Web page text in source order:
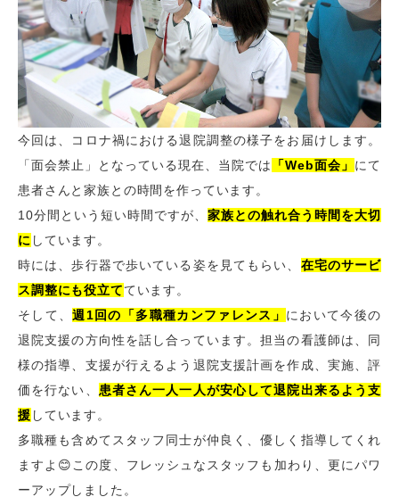
今回は、コロナ禍における退院調整の様子をお届けします。
「面会禁止」となっている現在、当院では
「Web面会」 にて
患者さんと家族との時間を作っています。
10分間という短い時間ですが、家族との触れ合う時間を大切
に しています。
時には、歩行器で歩いている姿を見てもらい、 在宅のサービ
ス調整にも役立てています。
そして、週1回の「多職種カンファレンス」 において今後の
退院支援の方向性を話し合っています。担当の看護師は、同
様の指導、支援が行えるよう退院支援計画を作成、実施、評
価を行ない、 患者さん一人一人が安心して退院出来るよう支
援 しています。
多職種も含めてスタッフ同士が仲良く、優しく指導してくれ
ますよ😊この度、フレッシュなスタッフも加わり、更にパワ
ーアップしました。